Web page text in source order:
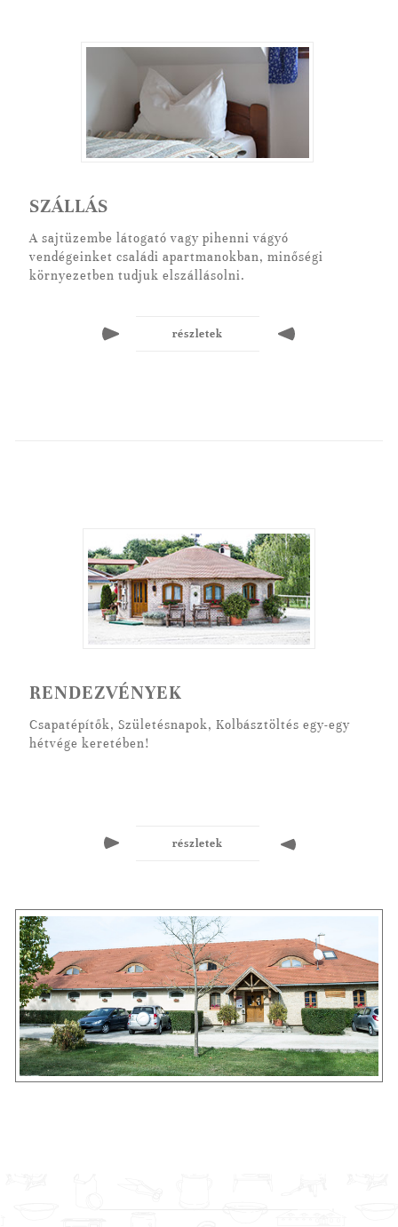
SZÁLLÁS
A sajtüzembe látogató vagy pihenni vágyó
vendégeinket családi apartmanokban, minőségi
környezetben tudjuk elszállásolni.
részletek
RENDEZVÉNYEK
Csapatépítők, Születésnapok, Kolbásztöltés egy-egy
hétvége keretében!
részletek